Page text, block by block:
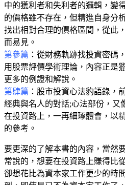
中的獲利者和失利者的邏輯，變
的價格雖不存在，但精進自身分
找出相對合理的價格區間，從此
而易見。
第參篇 ：從財務軌跡找投資密碼
用股票評價學術理論，內容正是
更多的例證和解說。
第肆篇 ：股市投資心法豹語錄，
經典與名人的對話;心法部份，又
在投資路上，一再細琢體會，以
的參考。
要更深的了解本書的內容，當然
常說的，想要在投資路上賺得比
卻想花比為資本家工作更少的時